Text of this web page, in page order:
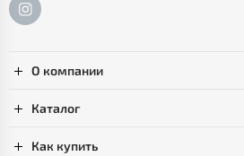
О компании
Каталог
Как купить